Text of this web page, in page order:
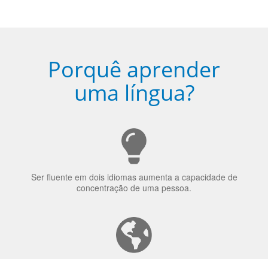
Porquê aprender
uma língua?
Ser fluente em dois idiomas aumenta a capacidade de
concentração de uma pessoa.